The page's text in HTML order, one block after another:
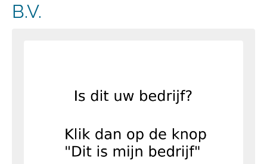
B.V.